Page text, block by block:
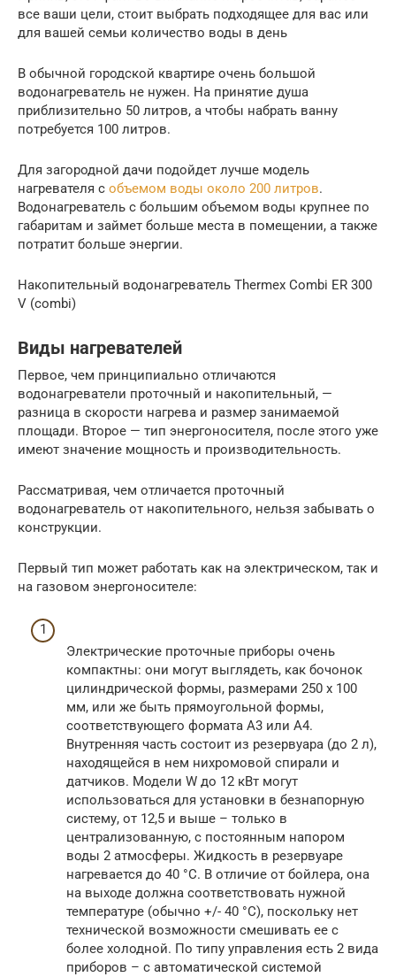
все ваши цели, стоит выбрать подходящее для вас или
для вашей семьи количество воды в день
В обычной городской квартире очень большой
водонагреватель не нужен. На принятие душа
приблизительно 50 литров, а чтобы набрать ванну
потребуется 100 литров.
Для загородной дачи подойдет лучше модель
нагревателя с объемом воды около 200 литров.
Водонагреватель с большим объемом воды крупнее по
габаритам и займет больше места в помещении, а также
потратит больше энергии.
Накопительный водонагреватель Thermex Combi ER 300
V (combi)
Виды нагревателей
Первое, чем принципиально отличаются
водонагреватели проточный и накопительный, —
разница в скорости нагрева и размер занимаемой
площади. Второе — тип энергоносителя, после этого уже
имеют значение мощность и производительность.
Рассматривая, чем отличается проточный
водонагреватель от накопительного, нельзя забывать о
конструкции.
Первый тип может работать как на электрическом, так и
на газовом энергоносителе:
Электрические проточные приборы очень
компактны: они могут выглядеть, как бочонок
цилиндрической формы, размерами 250 х 100
мм, или же быть прямоугольной формы,
соответствующего формата А3 или А4.
Внутренняя часть состоит из резервуара (до 2 л),
находящейся в нем нихромовой спирали и
датчиков. Модели W до 12 кВт могут
использоваться для установки в безнапорную
систему, от 12,5 и выше – только в
централизованную, с постоянным напором
воды 2 атмосферы. Жидкость в резервуаре
нагревается до 40 °С. В отличие от бойлера, она
на выходе должна соответствовать нужной
температуре (обычно +/- 40 °С), поскольку нет
технической возможности смешивать ее с
более холодной. По типу управления есть 2 вида
приборов – с автоматической системой